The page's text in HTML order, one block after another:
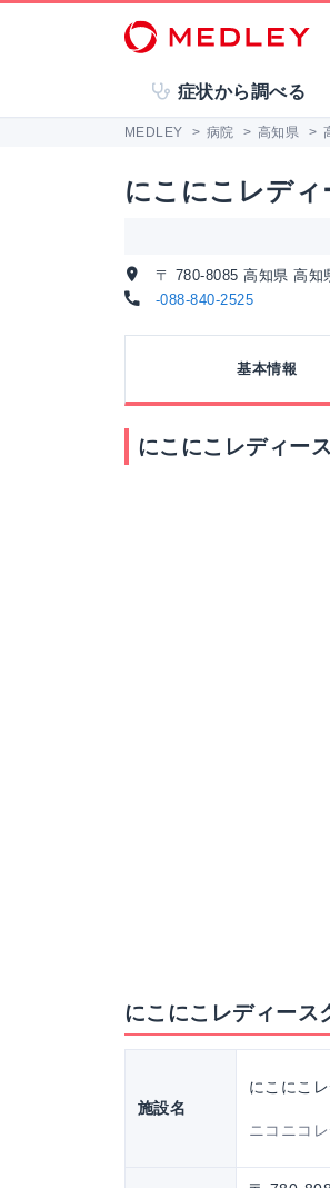
症状から調べる
MEDLEY > 病院 > 高知県 >
にこにこレデ
〒 780-8085 高知県 高知
-088-840-2525
基本情報
にこにこレディー
にこにこレディース
施設名
にこにこ
ニコニコ